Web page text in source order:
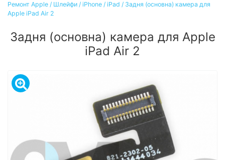
Ремонт Apple / Шлейфи / iPhone / iPad / Задня (основна) камера для
Apple iPad Air 2
Задня (основна) камера для Apple
iPad Air 2